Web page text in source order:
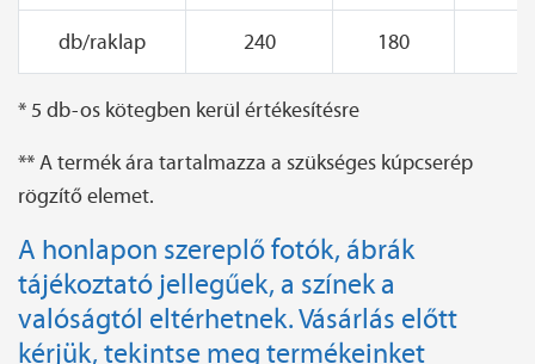
db/raklap 240 180
* 5 db-os kötegben kerül értékesítésre
** A termék ára tartalmazza a szükséges kúpcserép
rögzítő elemet.
A honlapon szereplő fotók, ábrák
tájékoztató jellegűek, a színek a
valóságtól eltérhetnek. Vásárlás előtt
kérjük, tekintse meg termékeinket